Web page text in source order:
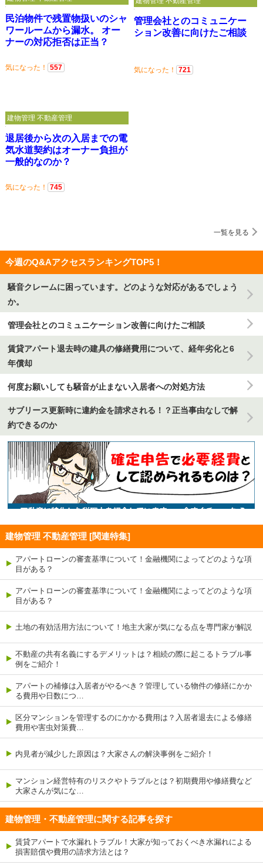
民泊物件で残置物扱いのシャ
ワールームから漏水。 オー
ナーの対応拒否は正当？
気になった！ 557
管理会社とのコミュニケー
ション改善に向けたご相談
気になった！ 721
退居後から次の入居までの電
気水道契約はオーナー負担が
一般的なのか？
気になった！ 745
建物管理 不動産管理
一覧を見る
今週のQ&AアクセスランキングTOP5！
騒音クレームに困っています。どのような対応があるでしょう
か。
管理会社とのコミュニケーション改善に向けたご相談
賃貸アパート退去時の建具の修繕費用について、経年劣化と6
年償却
何度お願いしても騒音が止まない入居者への対処方法
サブリース更新時に違約金を請求される！？正当事由なしで解
約できるのか
建物管理 不動産管理 [関連特集]
アパートローンの審査基準について！金融機関によってどのような項
目がある？
アパートローンの審査基準について！金融機関によってどのような項
目がある？
土地の有効活用方法について！地主大家が気になる点を専門家が解説
不動産の共有名義にするデメリットは？相続の際に起こるトラブル事
例をご紹介！
アパートの補修は入居者がやるべき？管理している物件の修繕にかか
る費用や日数につ…
区分マンションを管理するのにかかる費用は？入居者退去による修繕
費用や害虫対策費…
内見者が減少した原因は？大家さんの解決事例をご紹介！
マンション経営特有のリスクやトラブルとは？初期費用や修繕費など
大家さんが気にな…
建物管理・不動産管理に関する記事を探す
賃貸アパートで水漏れトラブル！大家が知っておくべき水漏れによる
損害賠償や費用の請求方法とは？